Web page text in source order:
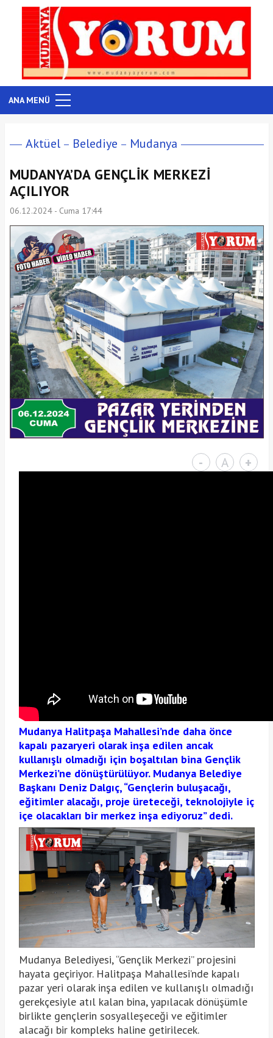
ANA MENÜ
Aktüel Belediye Mudanya
MUDANYA’DA GENÇLİK MERKEZİ
AÇILIYOR
06.12.2024 - Cuma 17:44
- A +
Mudanya Halitpaşa Mahallesi’nde daha önce
kapalı pazaryeri olarak inşa edilen ancak
kullanışlı olmadığı için boşaltılan bina Gençlik
Merkezi’ne dönüştürülüyor. Mudanya Belediye
Başkanı Deniz Dalgıç, “Gençlerin buluşacağı,
eğitimler alacağı, proje üreteceği, teknolojiyle iç
içe olacakları bir merkez inşa ediyoruz” dedi.
Mudanya Belediyesi, “Gençlik Merkezi” projesini
hayata geçiriyor. Halitpaşa Mahallesi’nde kapalı
pazar yeri olarak inşa edilen ve kullanışlı olmadığı
gerekçesiyle atıl kalan bina, yapılacak dönüşümle
birlikte gençlerin sosyalleşeceği ve eğitimler
alacağı bir kompleks haline getirilecek.